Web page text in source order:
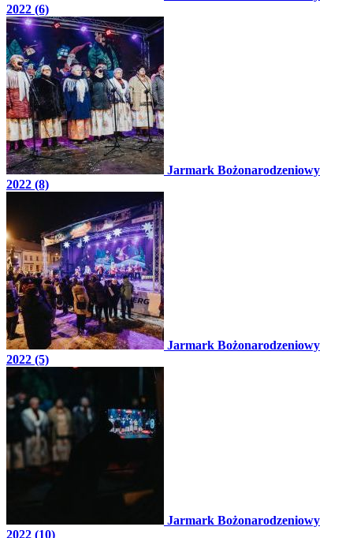
2022 (6)
Jarmark Bożonarodzeniowy
2022 (8)
Jarmark Bożonarodzeniowy
2022 (5)
Jarmark Bożonarodzeniowy
2022 (10)